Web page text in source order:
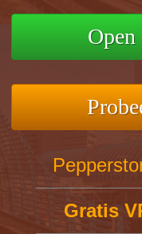
Open
Gratis